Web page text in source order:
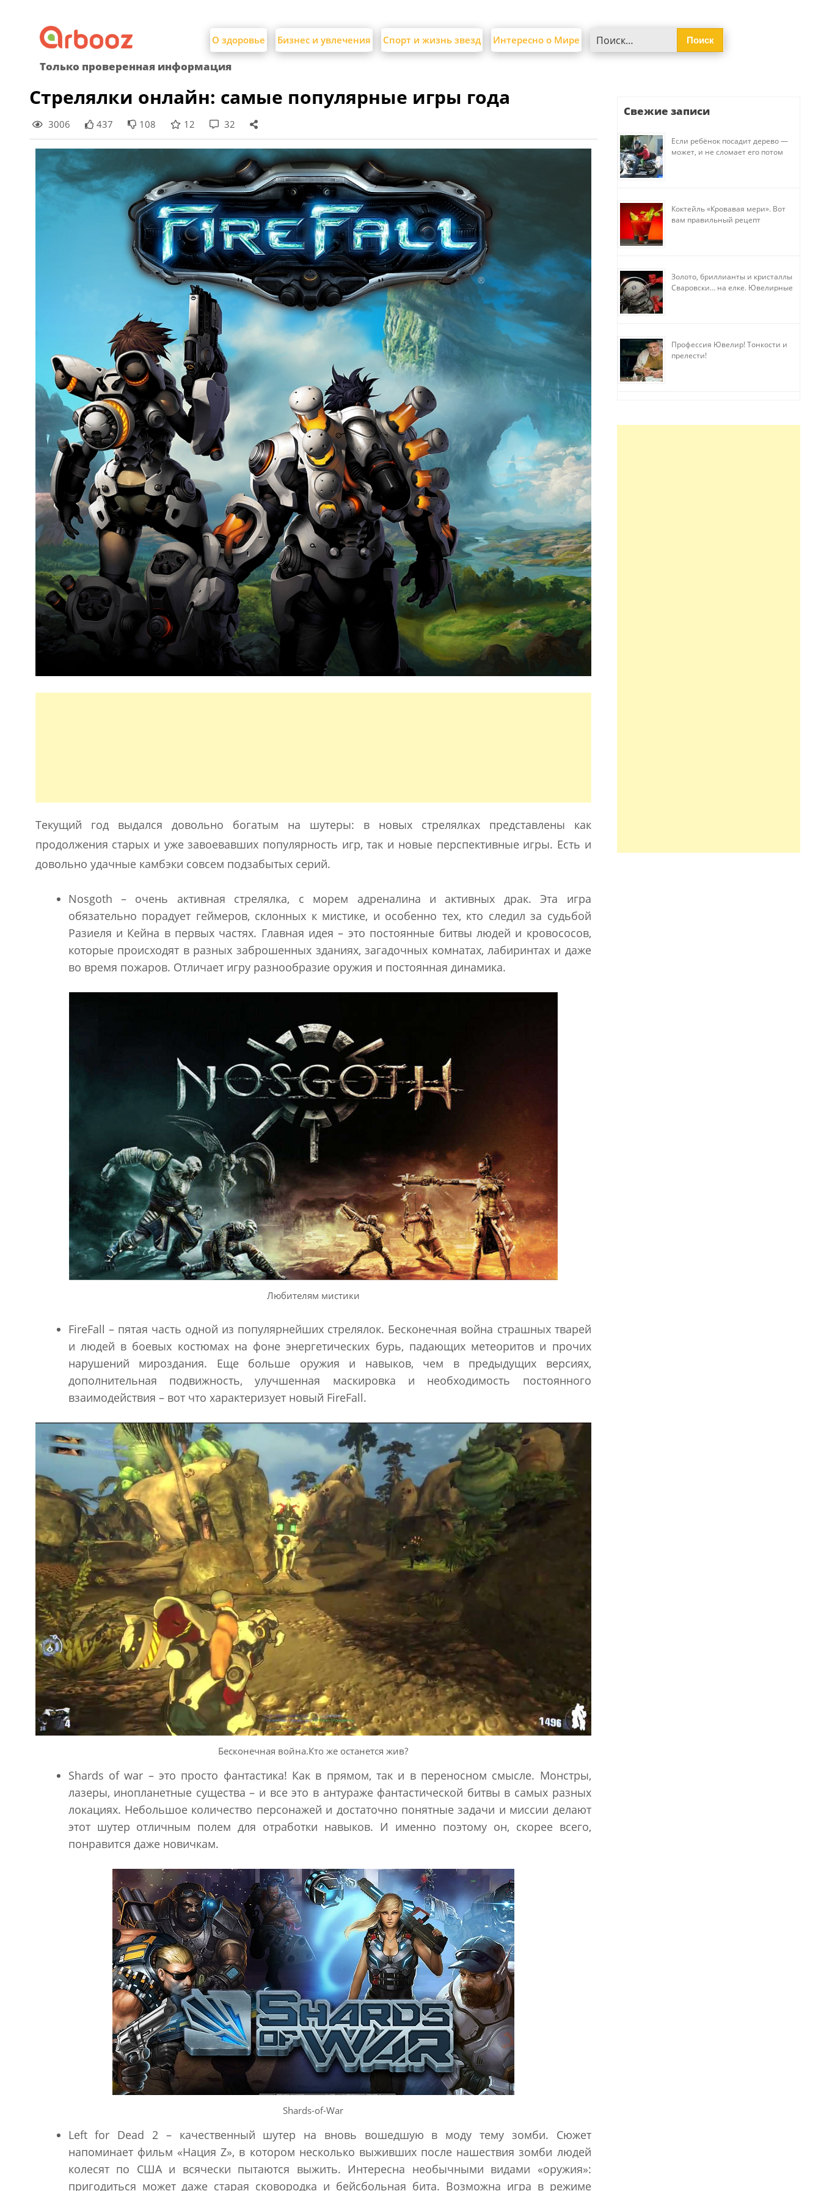
content
О здоровье Бизнес и увлечения Спорт и жизнь звезд Интересно о Мире
Только проверенная информация
Стрелялки онлайн: самые популярные игры года
3006 437 108 12 32
Текущий год выдался довольно богатым на шутеры: в новых стрелялках представлены как
продолжения старых и уже завоевавших популярность игр, так и новые перспективные игры. Есть и
довольно удачные камбэки совсем подзабытых серий.
Nosgoth – очень активная стрелялка, с морем адреналина и активных драк. Эта игра
обязательно порадует геймеров, склонных к мистике, и особенно тех, кто следил за судьбой
Разиеля и Кейна в первых частях. Главная идея – это постоянные битвы людей и кровососов,
которые происходят в разных заброшенных зданиях, загадочных комнатах, лабиринтах и даже
во время пожаров. Отличает игру разнообразие оружия и постоянная динамика.
Любителям мистики
FireFall – пятая часть одной из популярнейших стрелялок. Бесконечная война страшных тварей
и людей в боевых костюмах на фоне энергетических бурь, падающих метеоритов и прочих
нарушений мироздания. Еще больше оружия и навыков, чем в предыдущих версиях,
дополнительная подвижность, улучшенная маскировка и необходимость постоянного
взаимодействия – вот что характеризует новый FireFall.
Бесконечная война.Кто же останется жив?
Shards of war – это просто фантастика! Как в прямом, так и в переносном смысле. Монстры,
лазеры, инопланетные существа – и все это в антураже фантастической битвы в самых разных
локациях. Небольшое количество персонажей и достаточно понятные задачи и миссии делают
этот шутер отличным полем для отработки навыков. И именно поэтому он, скорее всего,
понравится даже новичкам.
Shards-of-War
Left for Dead 2 – качественный шутер на вновь вошедшую в моду тему зомби. Сюжет
напоминает фильм «Нация Z», в котором несколько выживших после нашествия зомби людей
колесят по США и всячески пытаются выжить. Интересна необычными видами «оружия»:
пригодиться может даже старая сковородка и бейсбольная бита. Возможна игра в режиме
Свежие записи
Если ребёнок посадит дерево —
может, и не сломает его потом
Коктейль «Кровавая мери». Вот
вам правильный рецепт
Золото, бриллианты и кристаллы
Сваровски… на елке. Ювелирные
Профессия Ювелир! Тонкости и
прелести!